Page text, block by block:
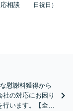
相談
日祝日）
慰謝料獲得から
の対応にお困り
行います。【全国